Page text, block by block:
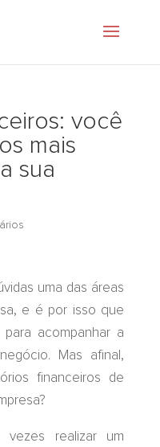
você
mais
sua
uma das áreas
e é por isso que
acompanhar a
Mas afinal,
financeiros de
vezes realizar um